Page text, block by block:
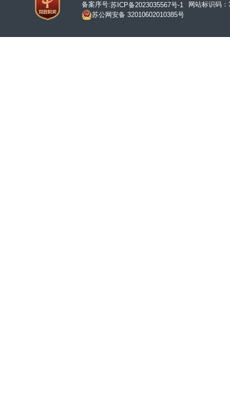
备案序号:苏ICP备2023035567号-1
网站标识码
苏公网安备 32010602010385号